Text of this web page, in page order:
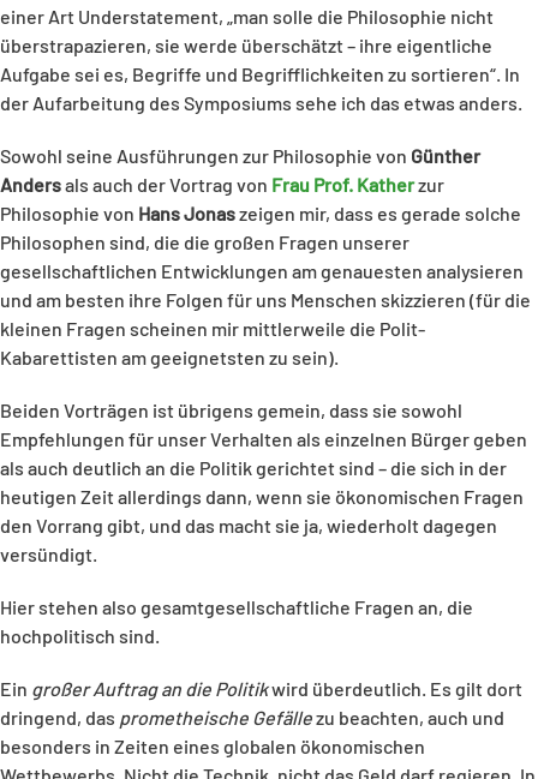
einer Art Understatement, „man solle die Philosophie nicht
überstrapazieren, sie werde überschätzt – ihre eigentliche
Aufgabe sei es, Begriffe und Begrifflichkeiten zu sortieren“. In
der Aufarbeitung des Symposiums sehe ich das etwas anders.
Sowohl seine Ausführungen zur Philosophie von Günther
Andersals auch der Vortrag von Frau Prof. Katherzur
Philosophie von Hans Jonaszeigen mir, dass es gerade solche
Philosophen sind, die die großen Fragen unserer
gesellschaftlichen Entwicklungen am genauesten analysieren
und am besten ihre Folgen für uns Menschen skizzieren (für die
kleinen Fragen scheinen mir mittlerweile die Polit-
Kabarettisten am geeignetsten zu sein).
Beiden Vorträgen ist übrigens gemein, dass sie sowohl
Empfehlungen für unser Verhalten als einzelnen Bürger geben
als auch deutlich an die Politik gerichtet sind – die sich in der
heutigen Zeit allerdings dann, wenn sie ökonomischen Fragen
den Vorrang gibt, und das macht sie ja, wiederholt dagegen
versündigt.
Hier stehen also gesamtgesellschaftliche Fragen an, die
hochpolitisch sind.
Ein großer Auftrag an die Politikwird überdeutlich. Es gilt dort
dringend, das prometheische Gefällezu beachten, auch und
besonders in Zeiten eines globalen ökonomischen